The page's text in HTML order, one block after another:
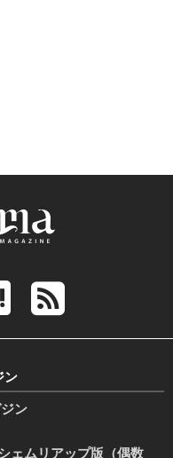
ン
ン
ェムリアップ版（偶数